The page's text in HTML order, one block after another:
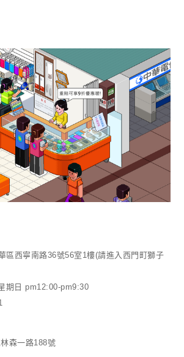
區西寧南路36號56室1樓(請進入西門町獅子
期日 pm12:00-pm9:30
森一路188號